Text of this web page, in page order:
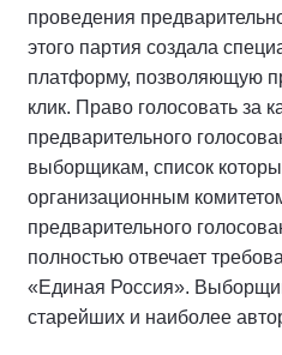
проведения
этого партия создала
платформу, позволяющую
клик. Право голосовать за
предварительного
выборщикам, список
организационным
предварительного
полностью отвечает
«Единая Россия».
старейших и наиболее